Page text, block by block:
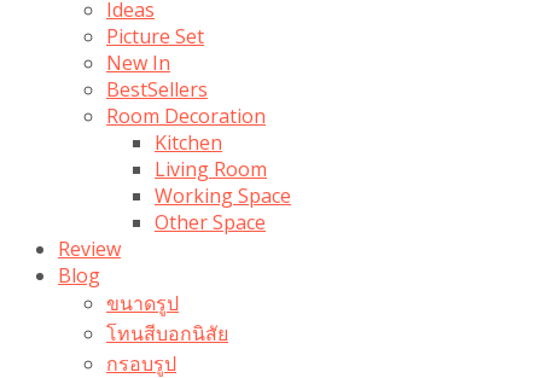
Ideas
Picture Set
New In
BestSellers
Room Decoration
Kitchen
Living Room
Working Space
Other Space
Review
Blog
ขนาดรูป
โทนสีบอกนิสัย
กรอบรูป